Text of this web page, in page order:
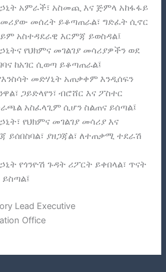
አምራች፣ አስመጪ እና ጅምላ አከፋፋይ
መሰረት ይቆጣጠራል፣ ግድፈት ሲኖር
አስተዳደራዊ እርምጃ ይወስዳል፤
የህክምና መገልገያ መሳሪያዎችን ወደ
ከአገር ሲወጣ ይቆጣጠራል፤
መድሃኒት አጠቃቀም እንዲሰፍን
ጋይድላየን፣ ብሮሸር እና ፖስተር
አስፈላጊም ሲሆን ስልጠና ይሰጣል፤
የህክምና መገልገያ መሳሪያ እና
ይሰበስባል፣ ያዘጋጃል፣ ለተጠቃሚ ተደራሽ
የጎንዮሽ ጉዳት ሪፖርት ይቀበላል፣ ጥናት
Lead Executive
Office